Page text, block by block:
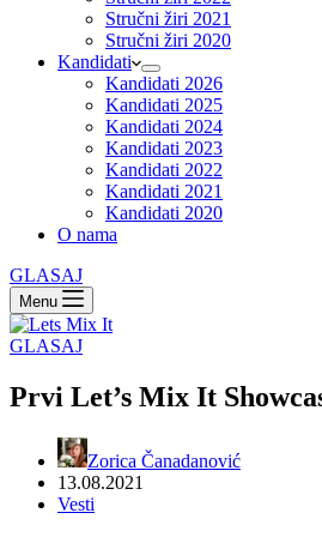
Stručni žiri 2021
Stručni žiri 2020
Kandidati
Kandidati 2026
Kandidati 2025
Kandidati 2024
Kandidati 2023
Kandidati 2022
Kandidati 2021
Kandidati 2020
O nama
GLASAJ
Menu
GLASAJ
Prvi Let’s Mix It
Zorica Čanadanović
13.08.2021
Vesti